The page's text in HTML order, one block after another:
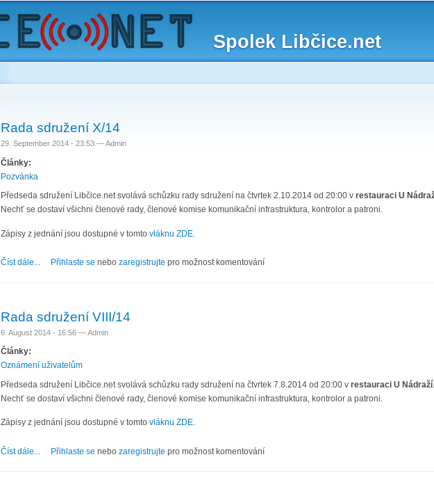
content
Spolek Libčice.net
Rada sdružení X/14
29. September 2014 - 23:53 —Admin
Články:
Pozvánka
Předseda sdružení Libčice.net svolává schůzku rady sdružení na čtvrtek 2.10.2014 od 20:00 v restauraci U
Nechť se dostaví všichni členové rady, členové komise komunikační infrastruktura, kontrolor a patroni.
Zápisy z jednání jsou dostupné v tomto vláknu ZDE.
Číst dále... about Rada sdružení X/14
Přihlaste se nebozaregistrujte pro možnost komentování
Rada sdružení VIII/14
6. August 2014 - 16:56 —Admin
Články:
Oznámení uživatelům
Předseda sdružení Libčice.net svolává schůzku rady sdružení na čtvrtek 7.8.2014 od 20:00 v restauraci U Nádraží
Nechť se dostaví všichni členové rady, členové komise komunikační infrastruktura, kontrolor a patroni.
Zápisy z jednání jsou dostupné v tomto vláknu ZDE.
Číst dále... about Rada sdružení VIII/14
Přihlaste se nebozaregistrujte pro možnost komentování